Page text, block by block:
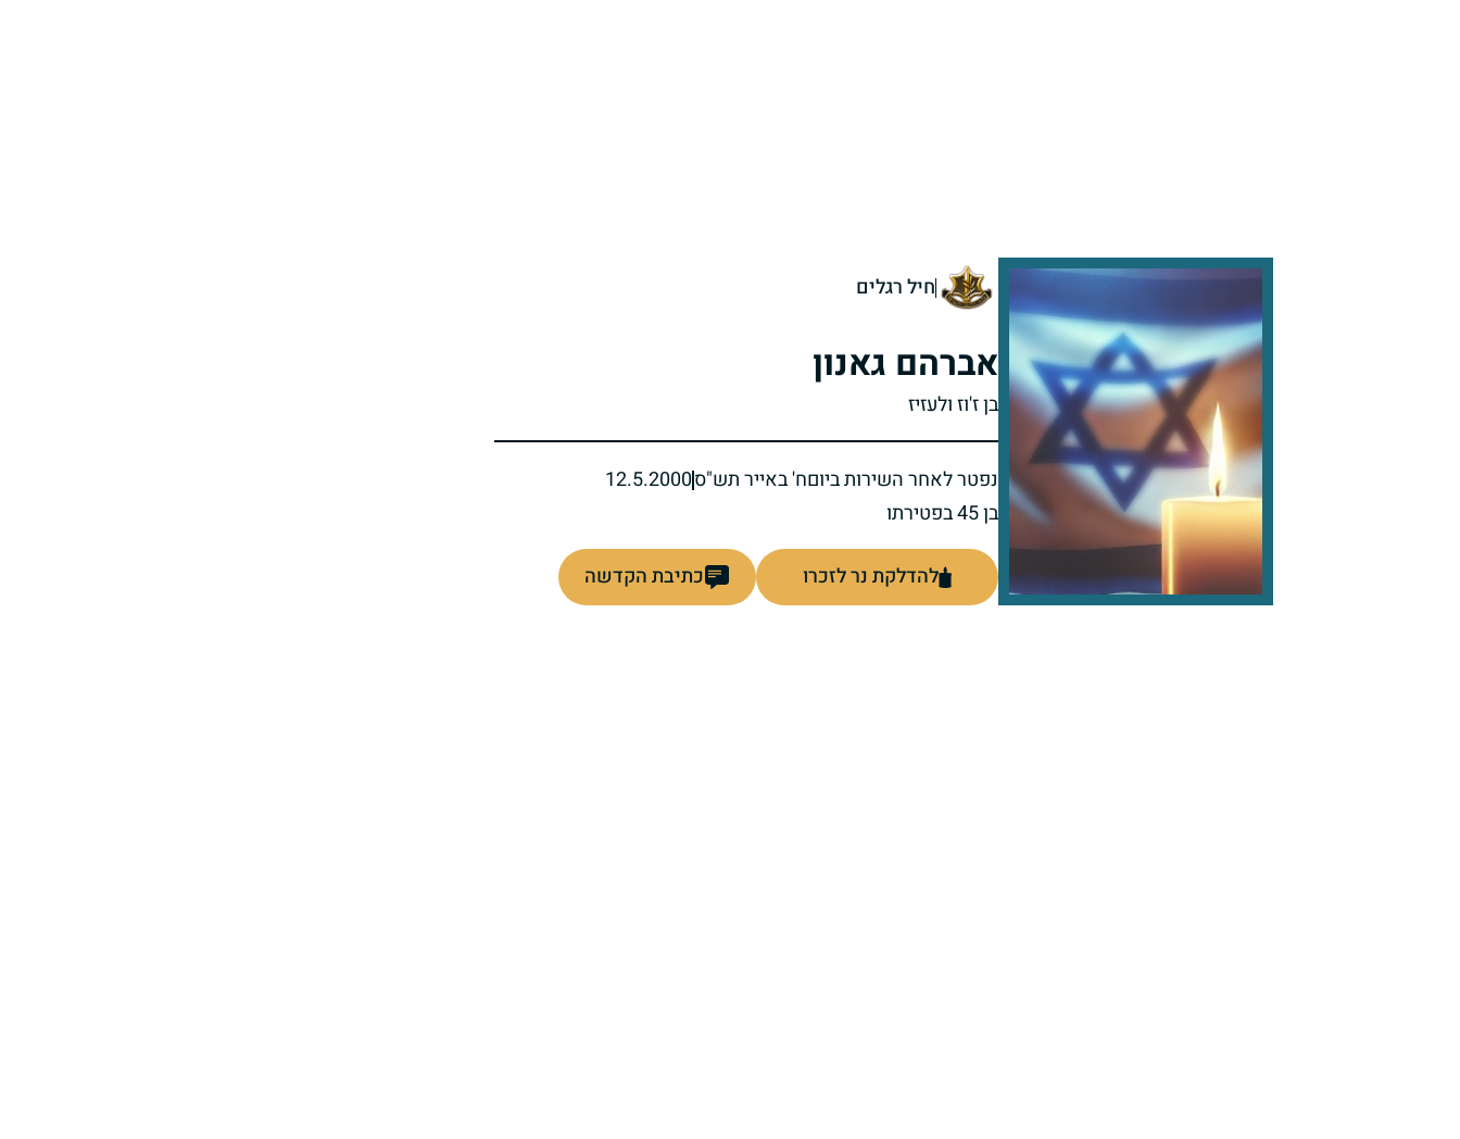
חיל רגלים
אברהם גאנון
בן ז'וז ולעזיז
נפטר לאחר השירות ביוםח' באייר תש"ס12.5.2000
בן 45 בפטירתו
להדלקת נר לזכרו כתיבת הקדשה